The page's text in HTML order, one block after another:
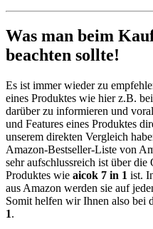
Was man beim
beachten sollte!
Es ist immer wieder zu
eines Produktes wie hier z.B.
darüber zu informieren und
und Features eines Produktes
unserem direkten Vergleich
Amazon-Bestseller-Liste von
sehr aufschlussreich ist über
Produktes wie aicok 7 in 1 ist.
aus Amazon werden sie auf
Somit helfen wir Ihnen also bei
1.